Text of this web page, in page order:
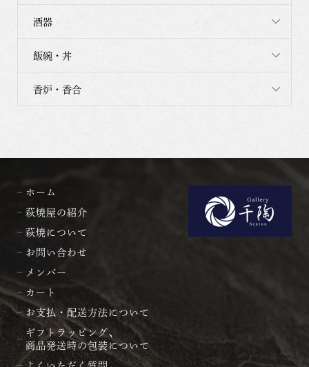
酒器
飯碗・丼
香炉・香合
ホーム
萩焼屋の紹介
萩焼について
お問い合わせ
メンバー
カート
お支払・配送方法について
ギフトラッピング、
商品発送時の包装について